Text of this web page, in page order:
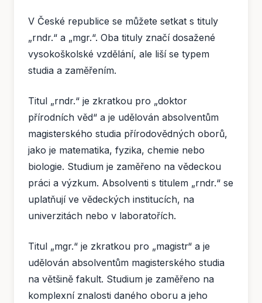
V České republice se můžete setkat s tituly
„rndr.“ a „mgr.“. Oba tituly značí dosažené
vysokoškolské vzdělání, ale liší se typem
studia a zaměřením.
Titul „rndr.“ je zkratkou pro „doktor
přírodních věd“ a je udělován absolventům
magisterského studia přírodovědných oborů,
jako je matematika, fyzika, chemie nebo
biologie. Studium je zaměřeno na vědeckou
práci a výzkum. Absolventi s titulem „rndr.“ se
uplatňují ve vědeckých institucích, na
univerzitách nebo v laboratořích.
Titul „mgr.“ je zkratkou pro „magistr“ a je
udělován absolventům magisterského studia
na většině fakult. Studium je zaměřeno na
komplexní znalosti daného oboru a jeho